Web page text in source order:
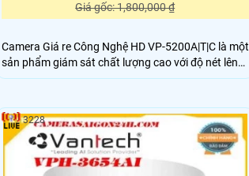
Giá gốc: 1,800,000 ₫
Camera Giá re Công Nghệ HD VP-5200A|T|C là một
sản phẩm giám sát chất lượng cao với độ nét lên
đến 5.0 MP. Sản phẩm này còn có khả năng giám
40m, mang lại hình ảnh mịn đẹp hơn
3228